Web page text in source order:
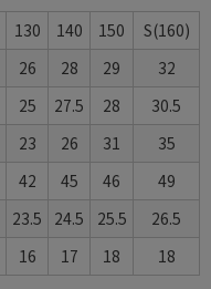
130 140 150
S(160)
26 28 29
32
25 27.5 28
30.5
23 26 31
35
42 45 46
49
23.5 24.5 25.5
26.5
16 17 18 18